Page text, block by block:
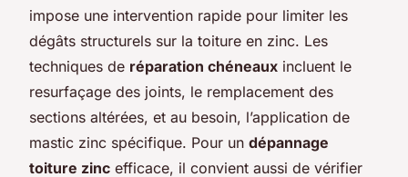
impose une intervention rapide pour limiter les
dégâts structurels sur la toiture en zinc. Les
techniques de réparation chéneaux incluent le
resurfaçage des joints, le remplacement des
sections altérées, et au besoin, l’application de
mastic zinc spécifique. Pour un dépannage
toiture zinc efficace, il convient aussi de vérifier